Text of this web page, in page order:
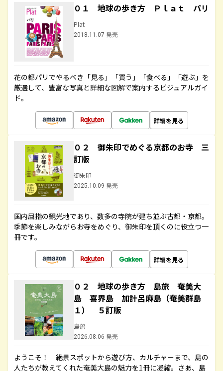
０１ 地球の歩き方 Ｐｌａｔ パリ
Plat
2018.11.07 発売
花の都パリでやるべき「見る」「買う」「食べる」「遊ぶ」を
厳選して、豊富な写真と詳細な図解で案内するビジュアルガイ
ド。
詳細を見る
０２ 御朱印でめぐる京都のお寺 三
訂版
御朱印
2025.10.09 発売
国内屈指の観光地であり、数多の寺院が建ち並ぶ古都・京都。
季節を楽しみながらお寺をめぐり、御朱印を頂くのに役立つ一
冊です。
詳細を見る
０２ 地球の歩き方 島旅 奄美大
島 喜界島 加計呂麻島（奄美群島
１） ５訂版
島旅
2026.08.06 発売
ようこそ！ 絶景スポットから遊び方、カルチャーまで、島の
人たちが教えてくれた奄美大島の魅力を1冊に凝縮。さあ、島